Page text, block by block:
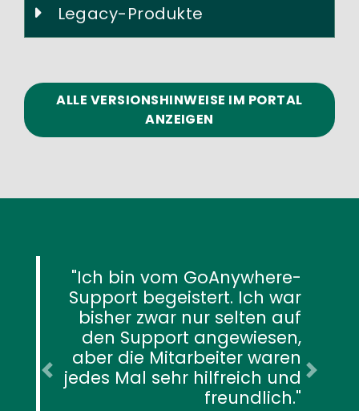
Legacy-Produkte
ALLE VERSIONSHINWEISE IM PORTAL
ANZEIGEN
Ich war
selten auf
waren
und
Der Support
exzellent und
stets schnell eine
erhalten. Ich
meine Anliegen
Anlegen eines
schnell bearbeitet